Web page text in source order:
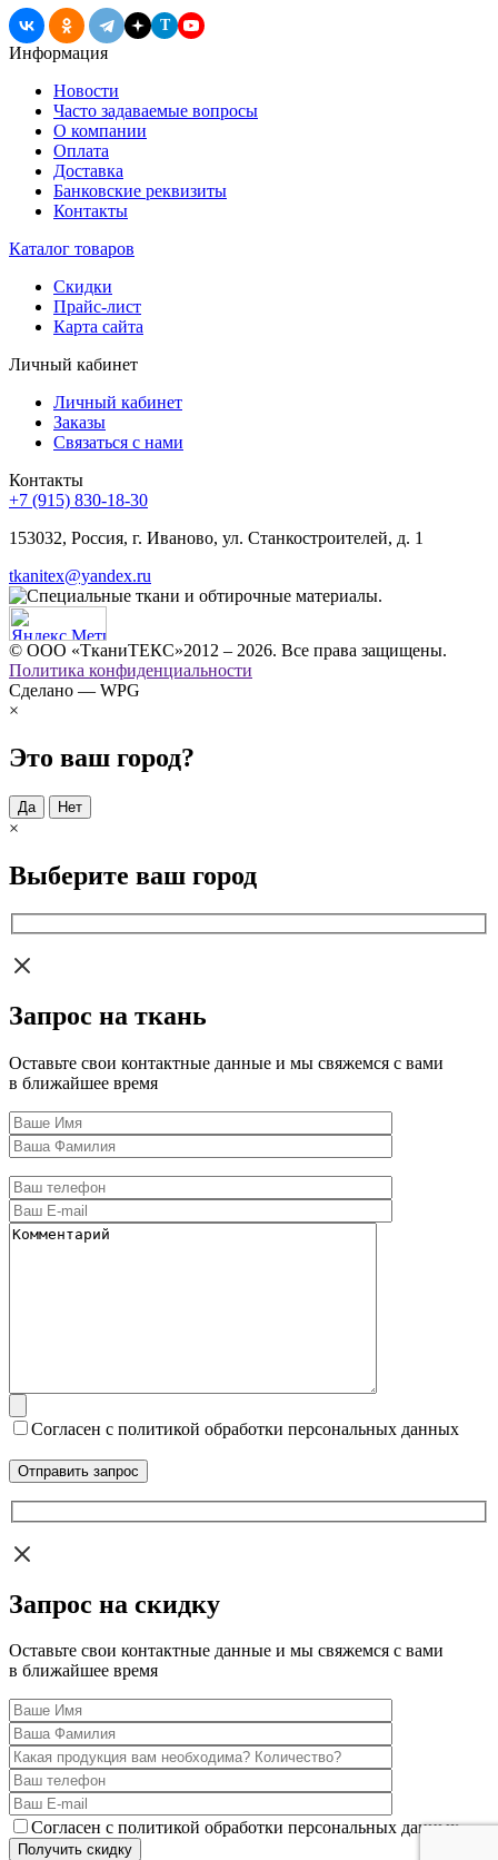
T
Информация
Новости
Часто задаваемые вопросы
О компании
Оплата
Доставка
Банковские реквизиты
Контакты
Каталог товаров
Скидки
Прайс-лист
Карта сайта
Личный кабинет
Личный кабинет
Заказы
Связаться с нами
Контакты
+7 (915) 830-18-30
153032, Россия, г. Иваново, ул. Станкостроителей, д. 1
tkanitex@yandex.ru
© ООО «ТканиТЕКС»2012 – 2026. Все права защищены.
Политика конфиденциальности
Сделано — WPG
×
Это ваш город?
Да Нет
×
Выберите ваш город
Запрос на ткань
Оставьте свои контактные данные и мы свяжемся с вами
в ближайшее время
Согласен с политикой обработки персональных данных
Запрос на скидку
Оставьте свои контактные данные и мы свяжемся с вами
в ближайшее время
Согласен с политикой обработки персональных данных